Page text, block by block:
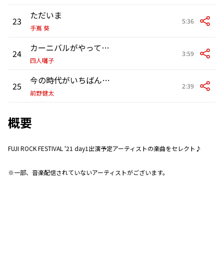
23 ただいま
手嶌 葵
5:36
24 カーニバルがやってくるぞ (パリ野郎ジャマイカへ飛ぶ)
四人囃子
3:59
25 今の時代がいちばんいいよ
前野健太
2:39
概要
FUJI ROCK FESTIVAL '21 day1出演予定アーティストの楽曲をセレクト♪
※一部、音楽配信されていないアーティストがございます。